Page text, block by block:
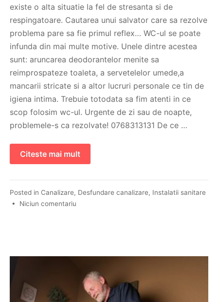
existe o alta situatie la fel de stresanta si de
respingatoare. Cautarea unui salvator care sa rezolve
problema pare sa fie primul reflex… WC-ul se poate
infunda din mai multe motive. Unele dintre acestea
sunt: aruncarea deodorantelor menite sa
reimprospateze toaleta, a servetelelor umede,a
mancarii stricate si a altor lucruri personale ce tin de
igiena intima. Trebuie totodata sa fim atenti in ce
scop folosim wc-ul. Urgente de zi sau de noapte,
problemele-s ca rezolvate! 0768313131 De ce …
Citeste mai mult
Posted in Canalizare, Desfundare canalizare, Instalatii sanitare
• Niciun comentariu